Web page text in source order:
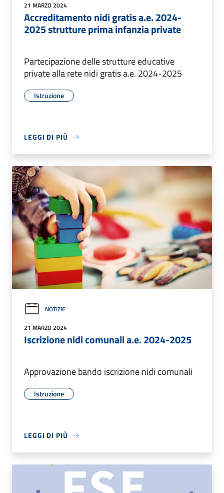
21 MARZO 2024
Accreditamento nidi gratis a.e. 2024-
2025 strutture prima infanzia private
Partecipazione delle strutture educative
private alla rete nidi gratis a.e. 2024-2025
Istruzione
LEGGI DI PIÙ
NOTIZIE
21 MARZO 2024
Iscrizione nidi comunali a.e. 2024-2025
Approvazione bando iscrizione nidi comunali
Istruzione
LEGGI DI PIÙ